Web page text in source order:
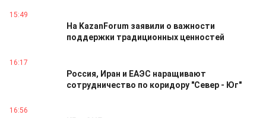
15:49
На KazanForum заявили о важности
поддержки традиционных ценностей
16:17
Россия, Иран и ЕАЭС наращивают
сотрудничество по коридору "Север - Юг"
16:56